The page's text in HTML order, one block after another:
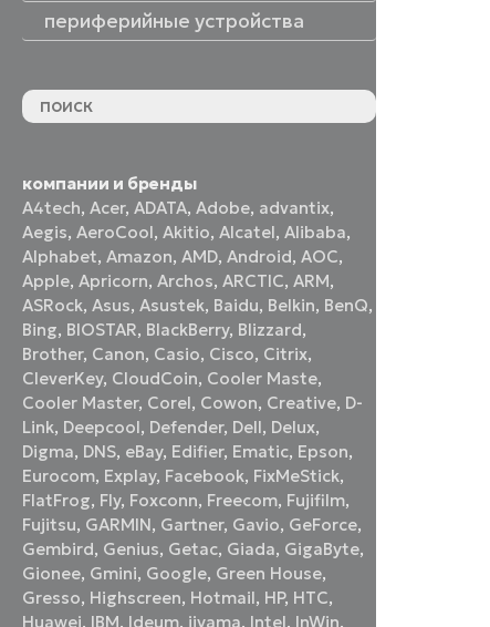
периферийные устройства
компании и бренды
A4tech,Acer,ADATA,Adobe, advantix,
Aegis,AeroCool,Akitio,Alcatel,Alibaba,
Alphabet,Amazon,AMD,Android,AOC,
Apple,Apricorn,Archos,ARCTIC,ARM,
ASRock,Asus,Asustek, Baidu, Belkin, BenQ,
Bing, BIOSTAR, BlackBerry, Blizzard,
Brother, Canon, Casio, Cisco, Citrix,
CleverKey, CloudCoin, Cooler Maste,
Cooler Master, Corel, Cowon, Creative, D-
Link, Deepcool, Defender, Dell, Delux,
Digma, DNS, eBay, Edifier, Ematic, Epson,
Eurocom, Explay, Facebook, FixMeStick,
FlatFrog, Fly, Foxconn, Freecom, Fujifilm,
Fujitsu, GARMIN, Gartner, Gavio, GeForce,
Gembird, Genius, Getac, Giada, GigaByte,
Gionee, Gmini, Google, Green House,
Gresso, Highscreen, Hotmail, HP, HTC,
Huawei, IBM, Ideum, iiyama, Intel, InWin,